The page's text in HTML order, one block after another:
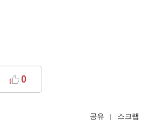
0
공유 스크랩